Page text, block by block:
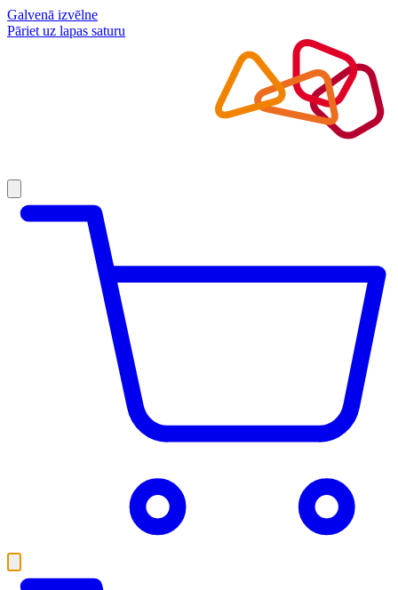
Galvenā izvēlne
Pāriet uz lapas saturu